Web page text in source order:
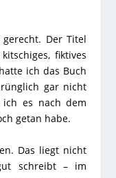
Der Titel
fiktives
ich das Buch
gar nicht
es nach dem
getan habe.
Das liegt nicht
schreibt – im